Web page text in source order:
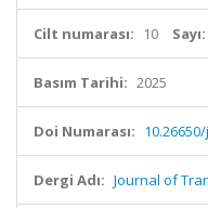
Cilt numarası: 10 Sayı:
Basım Tarihi: 2025
Doi Numarası:
Dergi Adı: Journal of